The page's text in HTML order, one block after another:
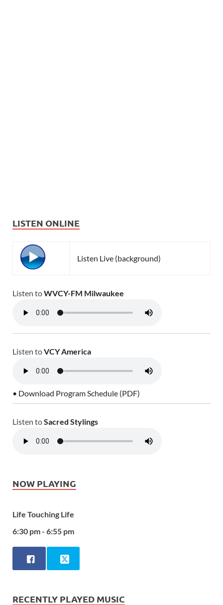
LISTEN ONLINE
Listen Live (background)
Listen toWVCY-FM Milwaukee
Listen toVCY America
• Download Program Schedule (PDF)
Listen toSacred Stylings
NOW PLAYING
Life Touching Life
6:30 pm - 6:55 pm
RECENTLY PLAYED MUSIC